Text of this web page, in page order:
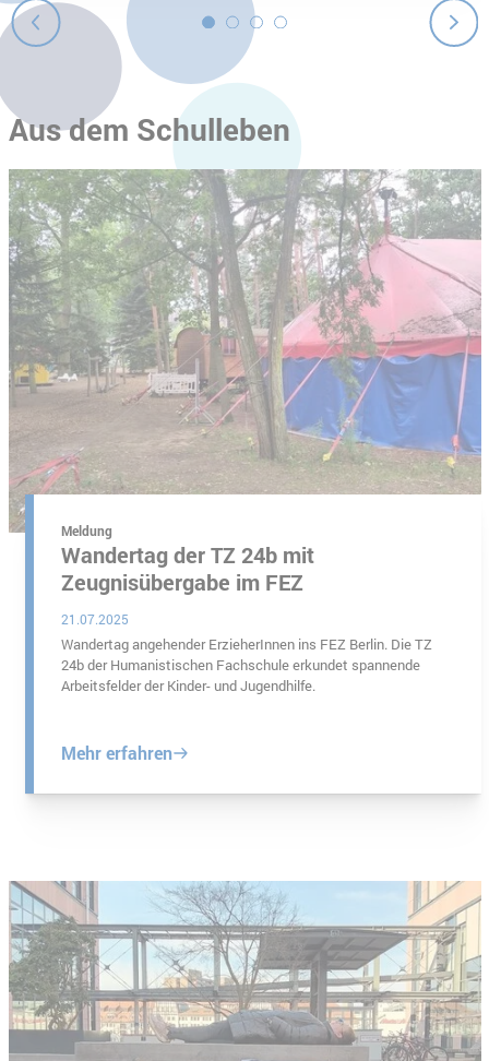
Aus dem Schulleben
Meldung
Wandertag der TZ 24b mit
Zeugnisübergabe im FEZ
21.07.2025
Wandertag angehender ErzieherInnen ins FEZ Berlin. Die TZ
24b der Humanistischen Fachschule erkundet spannende
Arbeitsfelder der Kinder- und Jugendhilfe.
Mehr erfahren